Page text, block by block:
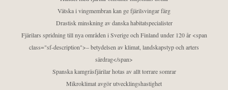
Vätska i vingmembran kan ge fjärilsvingar färg
Drastisk minskning av danska habitatspecialister
Fjärilars spridning till nya områden i Sverige och Finland under 120 år <span
class="sf-description">– betydelsen av klimat, landskapstyp och arters
särdrag</span>
Spanska kamgräsfjärilar hotas av allt torrare somrar
Mikroklimat avgör utvecklingshastighet